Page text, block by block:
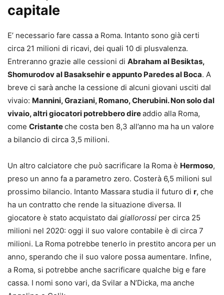
capitale
E’ necessario fare cassa a Roma. Intanto sono già certi
circa 21 milioni di ricavi, dei quali 10 di plusvalenza.
Entreranno grazie alle cessioni di Abraham al Besiktas,
Shomurodov al Basaksehir e appunto Paredes al Boca. A
breve ci sarà anche la cessione di alcuni giovani usciti dal
vivaio: Mannini, Graziani, Romano, Cherubini. Non solo dal
vivaio, altri giocatori potrebbero direaddio alla Roma,
come Cristanteche costa ben 8,3 all’anno ma ha un valore
a bilancio di circa 3,5 milioni.
Un altro calciatore che può sacrificare la Roma è Hermoso,
preso un anno fa a parametro zero. Costerà 6,5 milioni sul
prossimo bilancio. Intanto Massara studia il futuro di r, che
ha un contratto che rende la situazione diversa. Il
giocatore è stato acquistato dai giallorossi per circa 25
milioni nel 2020: oggi il suo valore contabile è di circa 7
milioni. La Roma potrebbe tenerlo in prestito ancora per un
anno, sperando che il suo valore possa aumentare. Infine,
a Roma, si potrebbe anche sacrificare qualche big e fare
cassa. I nomi sono vari, da Svilar a N’Dicka, ma anche